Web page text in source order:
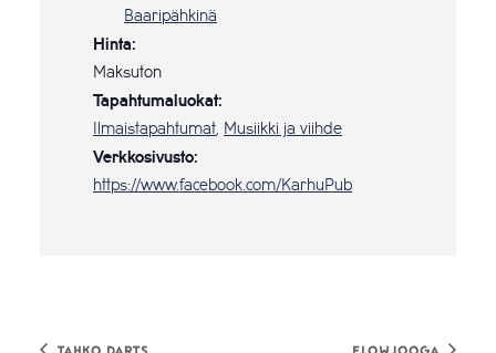
Baaripähkinä
Hinta:
Maksuton
Tapahtumaluokat:
Ilmaistapahtumat
Musiikki ja viihde
Verkkosivusto:
https://www.facebook.com/KarhuPub
Tahko Darts Flowjooga